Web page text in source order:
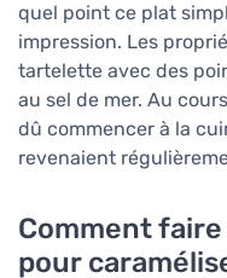
quel point ce plat
impression. Les
tartelette avec des
au sel de mer. Au
dû commencer à la
revenaient
Comment
pour